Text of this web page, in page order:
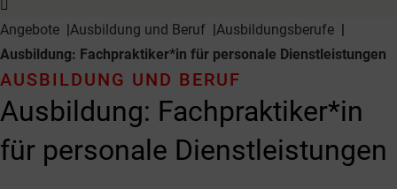
Angebote Ausbildung und Beruf
Ausbildungsberufe
Ausbildung: Fachpraktiker*in für personale Dienst­leistungen
Ausbildung: Fachpraktiker*in
für personale Dienst­leistungen
AUSBILDUNG UND BERUF